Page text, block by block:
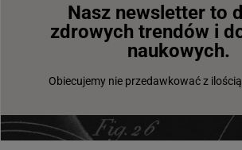
Nasz newsletter to
zdrowych trendów i
naukowych.
Obiecujemy nie przedawkować z